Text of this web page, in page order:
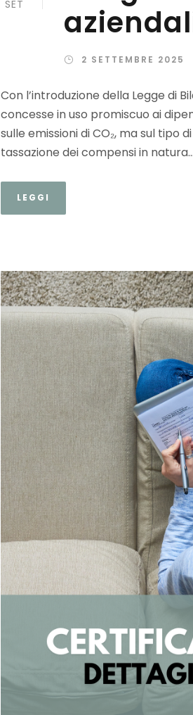
SET
2 SETTEMBRE 2025
Con l’introduzione della Legge di
concesse in uso promiscuo ai
sulle emissioni di CO₂, ma sul
tassazione dei compensi in
LEGGI